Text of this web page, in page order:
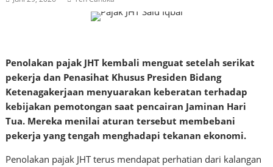
Penolakan pajak JHT kembali menguat setelah serikat
pekerja dan Penasihat Khusus Presiden Bidang
Ketenagakerjaan menyuarakan keberatan terhadap
kebijakan pemotongan saat pencairan Jaminan Hari
Tua. Mereka menilai aturan tersebut membebani
pekerja yang tengah menghadapi tekanan ekonomi.
Penolakan pajak JHT terus mendapat perhatian dari kalangan